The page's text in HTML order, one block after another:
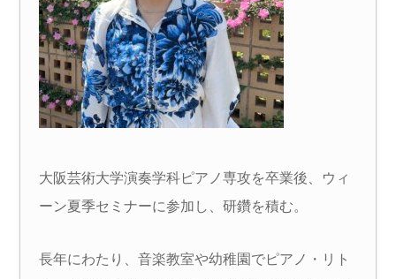
大阪芸術大学演奏学科ピアノ専攻を卒業後、ウィ
ーン夏季セミナーに参加し、研鑽を積む。
長年にわたり、音楽教室や幼稚園でピアノ・リト